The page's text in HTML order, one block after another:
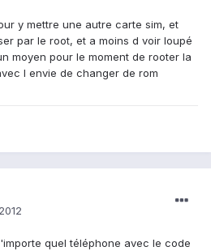
y mettre une autre carte sim, et
par le root, et a moins d voir loupé
moyen pour le moment de rooter la
l envie de changer de rom
quel téléphone avec le code